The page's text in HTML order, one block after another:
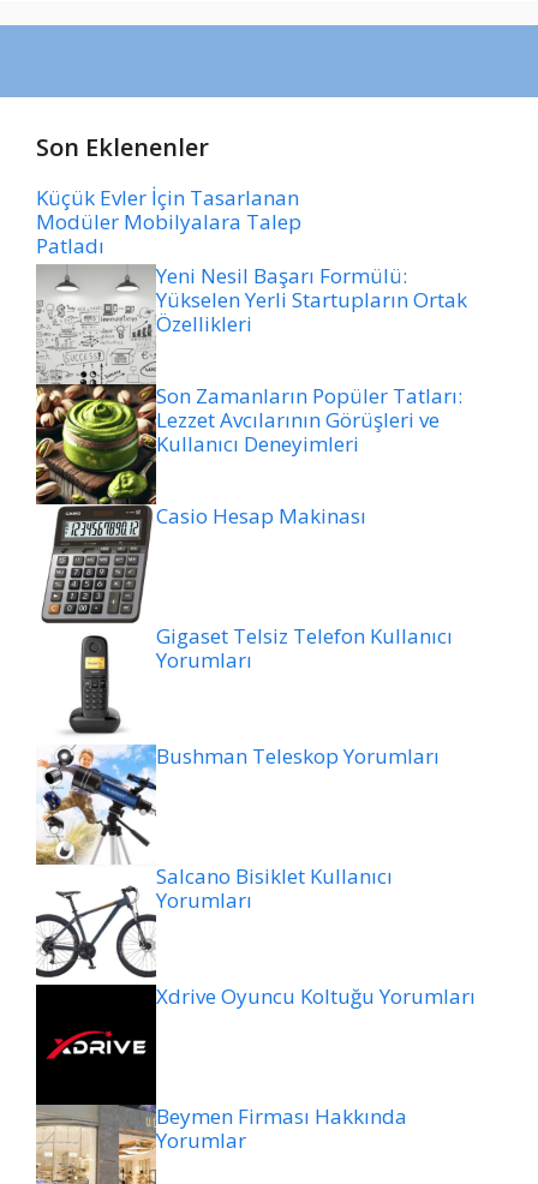
Son Eklenenler
Küçük Evler İçin Tasarlanan
Modüler Mobilyalara Talep
Patladı
Yeni Nesil Başarı Formülü:
Yükselen Yerli Startupların Ortak
Özellikleri
Son Zamanların Popüler Tatları:
Lezzet Avcılarının Görüşleri ve
Kullanıcı Deneyimleri
Casio Hesap Makinası
Gigaset Telsiz Telefon Kullanıcı
Yorumları
Bushman Teleskop Yorumları
Salcano Bisiklet Kullanıcı
Yorumları
Xdrive Oyuncu Koltuğu Yorumları
Beymen Firması Hakkında
Yorumlar